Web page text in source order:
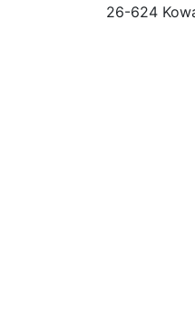
26-624